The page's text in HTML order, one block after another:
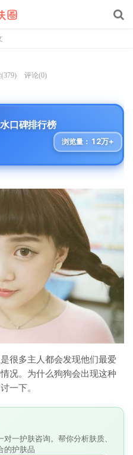
评论(0)
口碑排行榜
浏览量： 12万+
很多主人都会发现他们最爱
况。为什么狗狗会出现这种
一下。
一护肤咨询。帮你分析肤质、
的护肤品